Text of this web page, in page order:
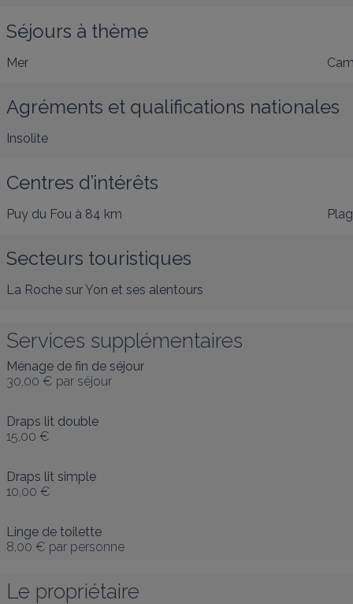
Séjours à thème
Mer
Agréments et qualifications nationales
Insolite
Centres d’intérêts
Puy du Fou à 84 km
Secteurs touristiques
La Roche sur Yon et ses alentours
Services supplémentaires
Ménage de fin de séjour
30,00 € par séjour
Draps lit double
15,00 €
Draps lit simple
10,00 €
Linge de toilette
8,00 € par personne
Le propriétaire